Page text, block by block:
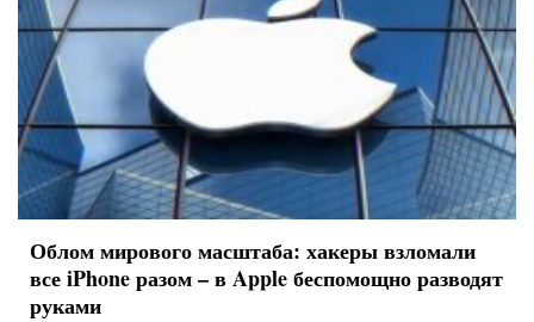
Облом мирового масштаба: хакеры взломали
все iPhone разом – в Apple беспомощно разводят
руками